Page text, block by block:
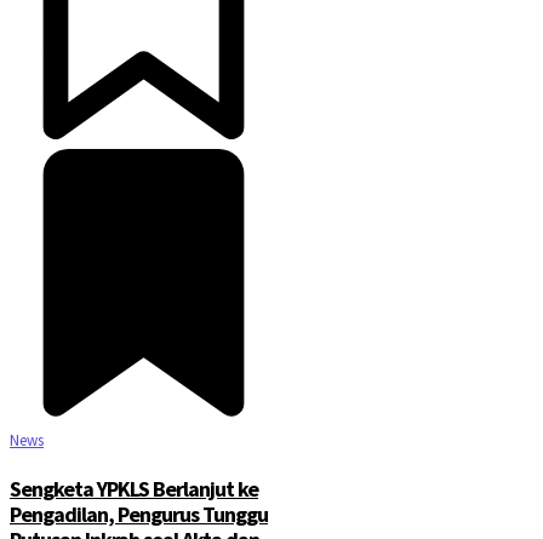
News
Sengketa YPKLS Berlanjut ke
Pengadilan, Pengurus Tunggu